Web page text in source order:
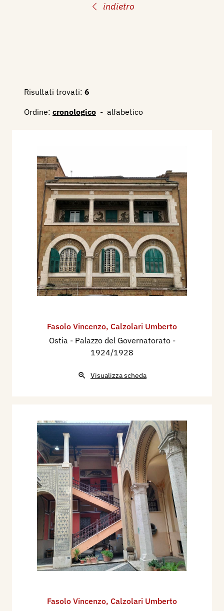
indietro
Risultati trovati: 6
Ordine: cronologico - alfabetico
Fasolo Vincenzo, Calzolari Umberto
Ostia - Palazzo del Governatorato -
1924/1928
Visualizza scheda
Fasolo Vincenzo, Calzolari Umberto